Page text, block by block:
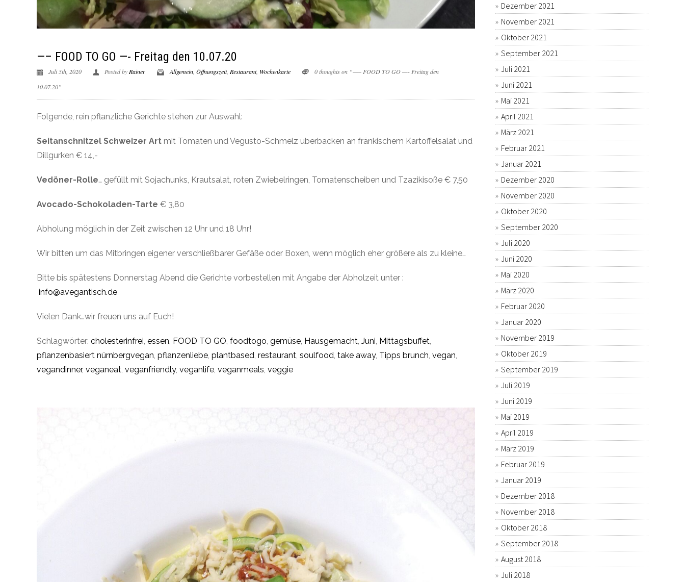
—– FOOD TO GO —- Freitag den 10.07.20
Juli 5th, 2020 Posted by Rainer Allgemein Öffnungszeit, Restaurant, Wochenkarte
0 thoughts on “—– FOOD TO GO —- Freitag den
10.07.20”
Folgende, rein pflanzliche Gerichte stehen zur Auswahl:
Seitanschnitzel Schweizer Art mit Tomaten und Vegusto-Schmelz überbacken an fränkischem Kartoffelsalat und
Dillgurken € 14,-
Vedöner-Rolle… gefüllt mit Sojachunks, Krautsalat, roten Zwiebelringen, Tomatenscheiben und Tzazikisoße € 7,50
Avocado-Schokoladen-Tarte € 3,80
Abholung möglich in der Zeit zwischen 12 Uhr und 18 Uhr!
Wir bitten um das Mitbringen eigener verschließbarer Gefäße oder Boxen, wenn möglich eher größere als zu kleine…
Bitte bis spätestens Donnerstag Abend die Gerichte vorbestellen mit Angabe der Abholzeit unter :
info@avegantisch.de
Vielen Dank…wir freuen uns auf Euch!
Schlagwörter: cholesterinfrei, essen, FOOD TO GO, foodtogo, gemüse, Hausgemacht, Juni, Mittagsbuffet,
pflanzenbasiert nürnbergvegan, pflanzenliebe, plantbased, restaurant, soulfood, take away, Tipps brunch, vegan,
vegandinner, veganeat, veganfriendly, veganlife, veganmeals, veggie
Dezember 2021
November 2021
Oktober 2021
September 2021
Juli 2021
Juni 2021
Mai 2021
April 2021
März 2021
Februar 2021
Januar 2021
Dezember 2020
November 2020
Oktober 2020
September 2020
Juli 2020
Juni 2020
Mai 2020
März 2020
Februar 2020
Januar 2020
November 2019
Oktober 2019
September 2019
Juli 2019
Juni 2019
Mai 2019
April 2019
März 2019
Februar 2019
Januar 2019
Dezember 2018
November 2018
Oktober 2018
September 2018
August 2018
Juli 2018